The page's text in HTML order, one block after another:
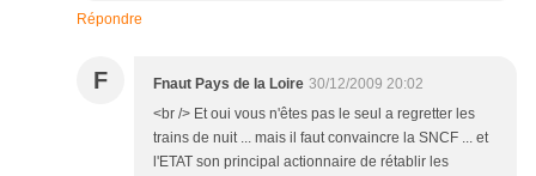
Répondre
F Fnaut Pays de la Loire 30/12/2009 20:02
<br /> Et oui vous n'êtes pas le seul a regretter les
trains de nuit ... mais il faut convaincre la SNCF ... et
l'ETAT son principal actionnaire de rétablir les